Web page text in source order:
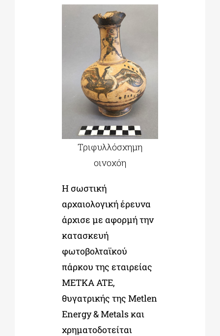
Τριφυλλόσχημη
οινοχόη
Η σωστική
αρχαιολογική έρευνα
άρχισε με αφορμή την
κατασκευή
φωτοβολταϊκού
πάρκου της εταιρείας
METKA ATE,
θυγατρικής της Metlen
Energy & Metals και
χρηματοδοτείται